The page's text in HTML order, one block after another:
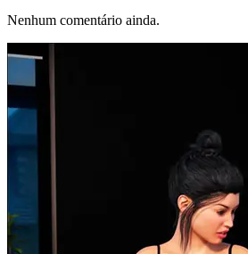
Nenhum comentário ainda.